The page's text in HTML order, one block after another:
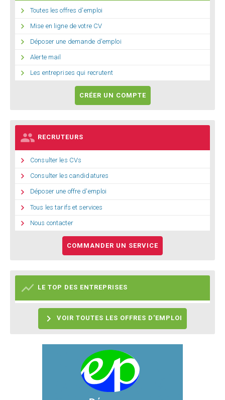
 Toutes les offres d'emploi
 Mise en ligne de votre CV
 Déposer une demande d'emploi
 Alerte mail
 Les entreprises qui recrutent
CRÉER UN COMPTE
 RECRUTEURS
 Consulter les CVs
 Consulter les candidatures
 Déposer une offre d'emploi
 Tous les tarifs et services
 Nous contacter
COMMANDER UN SERVICE
 LE TOP DES ENTREPRISES
 VOIR TOUTES LES OFFRES D'EMPLOI